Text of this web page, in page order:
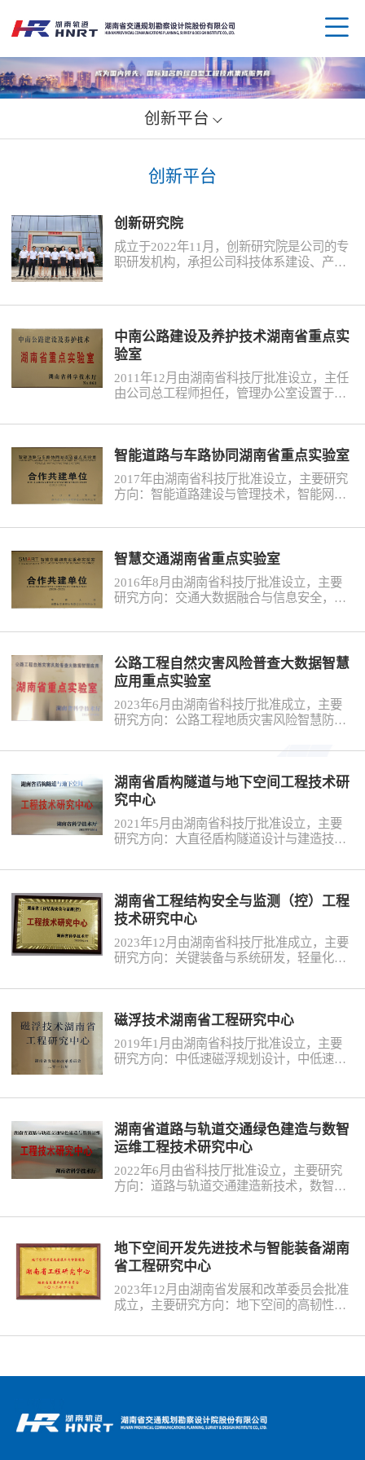
企业
荣誉
历史
企业
水运
市政
轨道
建筑
工程
试验
工程
水利
工程
国际
水运
党群
公告
时政
创新
博士
特色
知识
人才
招聘
联系
客户
创新平台
创新平台
创新研究院
成立于2022年11月，创新研究院是公司的专
职研发机构，承担公司科技体系建设、产品
创新研究院院长由公司总工程师兼任，构建
队伍，目前有正高级研究人员6人，博士
（后）2人，享受国务院特殊津贴、交通运输
青年科技英才、湖湘青年英才（科技类）等
各类省部级人才十余人次。
中南公路建设及养护技术湖南省重点实
验室
2011年12月由湖南省科技厅批准设立，主任
由公司总工程师担任，管理办公室设置于创
术、路面工程、桥梁工程、盾构隧道与地下
（控）技术。中南公路建设及养护技术湖南
省重点实验室是公司科技创新体系的重要组
成部分，也是公司开展高水平科技研发活
动、聚集和培养优秀科技人才、进行高层次
是开展交通行业前沿与关键技术研究、提升
公司自主创新能力和核心竞争力、推动产学
研融通的重要载体。作为公司的主要创新投
入平台，中南公路建设及养护技术湖南省重
点实验室对重大科技攻关项目、产业产品孵
智能道路与车路协同湖南省重点实验室
2017年由湖南省科技厅批准设立，主要研究
方向：智能道路建设与管理技术，智能网联
术，车路联网与通讯技术。实验室基于充分
能，通过研发基于车路协同的智能道路、智
合交通效率，减少（消除）交通安全事故的
目的，为建设“四个交通”提供技术支持，为
的应用与开发提供开放的研发与测试平台。
智慧交通湖南省重点实验室
2016年8月由湖南省科技厅批准设立，主要
研究方向：交通大数据融合与信息安全，交
动防控，城市公共交通运营与管理。实验室
技术开展高水平研究，目前已经在智慧交
通、基于大数据和互联网+交通管理与控制等
相关领域取得了丰硕的研究成果，承担了多
项国家级、省部级重要科研项目。
公路工程自然灾害风险普查大数据智慧
应用重点实验室
2023年6月由湖南省科技厅批准成立，主要
研究方向：公路工程地质灾害风险智慧防
工程装配式支挡结构灾害风险智慧防范。重
查大数据智慧应用领域的关键科学问题开展
科学研究，推动公路工程自然灾害风...
湖南省盾构隧道与地下空间工程技术研
究中心
2021年5月由湖南省科技厅批准设立，主要
研究方向：大直径盾构隧道设计与建造技术
术研究，隧道与地下空间智慧运维技术研
技术研发、标准制定、科普培训等工作，旨
在依托大型重难点工程项目，解决现今盾构
技术难题。
湖南省工程结构安全与监测（控）工程
技术研究中心
2023年12月由湖南省科技厅批准成立，主要
研究方向：关键装备与系统研发，轻量化应
究中心主要对交通、建筑、水运等结构安全
键技术、应急监测数据的自动化评估与决策
方法等开展系统研究，形成我省结构安全应
急监测与处置的专业能力，服务结构安全预
警预防与灾后评估决策。
磁浮技术湖南省工程研究中心
2019年1月由湖南省科技厅批准设立，主要
研究方向：中低速磁浮规划设计，中低速磁
术科技创新为目标，打造集磁浮技术研发、
项目规划设计、投资建设、运营维护及装备
制造于一体的技术合作平台。
湖南省道路与轨道交通绿色建造与数智
运维工程技术研究中心
2022年6月由省科技厅批准设立，主要研究
方向：道路与轨道交通建造新技术，数智交
新材料研究。中心以智慧运维、绿色低碳为
主要的科研、设计、建造、投资平台，企业
与高校的人、财、陆路交通基础设施建设与
地下空间开发先进技术与智能装备湖南
省工程研究中心
2023年12月由湖南省发展和改革委员会批准
成立，主要研究方向：地下空间的高韧性材
技术与装备，以及地下人居环境的低碳营造
下工程装备扰动地层变形机制及装备性态时
空演化规律、多致灾因子作用下地下单体结